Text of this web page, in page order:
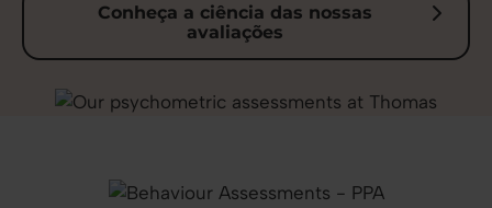
Conheça a ciência das nossas
avaliações